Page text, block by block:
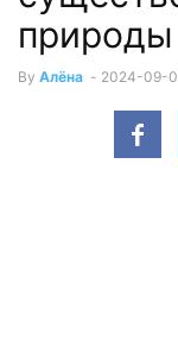
природы
By Алёна - 2024-09-